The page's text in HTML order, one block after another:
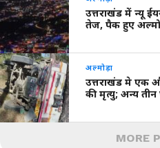
उत्तराखंड में न्यू
तेज, पैक हुए
अल्मोड़ा
उत्तराखंड मे एक
की मृत्यु; अन्य
MORE